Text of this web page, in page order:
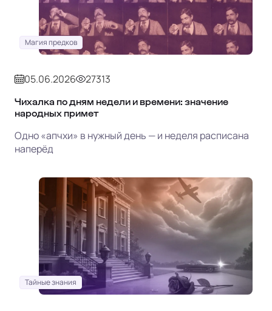
Магия предков
05.06.2026 27313
Чихалка по дням недели и времени: значение
народных примет
Одно «апчхи» в нужный день — и неделя расписана
наперёд
Тайные знания